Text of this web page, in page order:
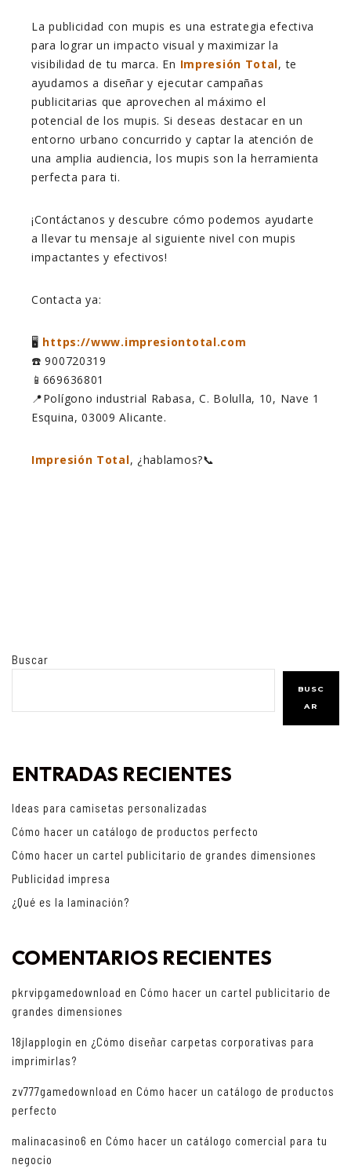
La publicidad con mupis es una estrategia efectiva
para lograr un impacto visual y maximizar la
visibilidad de tu marca. En Impresión Total, te
ayudamos a diseñar y ejecutar campañas
publicitarias que aprovechen al máximo el
potencial de los mupis. Si deseas destacar en un
entorno urbano concurrido y captar la atención de
una amplia audiencia, los mupis son la herramienta
perfecta para ti.
¡Contáctanos y descubre cómo podemos ayudarte
a llevar tu mensaje al siguiente nivel con mupis
impactantes y efectivos!
Contacta ya:
🖥️ https://www.impresiontotal.com
☎️ 900720319
📱669636801
📍Polígono industrial Rabasa, C. Bolulla, 10, Nave 1
Esquina, 03009 Alicante.
Impresión Total, ¿hablamos?📞
Buscar
BUSC
AR
ENTRADAS RECIENTES
Ideas para camisetas personalizadas
Cómo hacer un catálogo de productos perfecto
Cómo hacer un cartel publicitario de grandes dimensiones
Publicidad impresa
¿Qué es la laminación?
COMENTARIOS RECIENTES
pkrvipgamedownload en Cómo hacer un cartel publicitario de
grandes dimensiones
18jlapplogin en ¿Cómo diseñar carpetas corporativas para
imprimirlas?
zv777gamedownload en Cómo hacer un catálogo de productos
perfecto
malinacasino6 en Cómo hacer un catálogo comercial para tu
negocio